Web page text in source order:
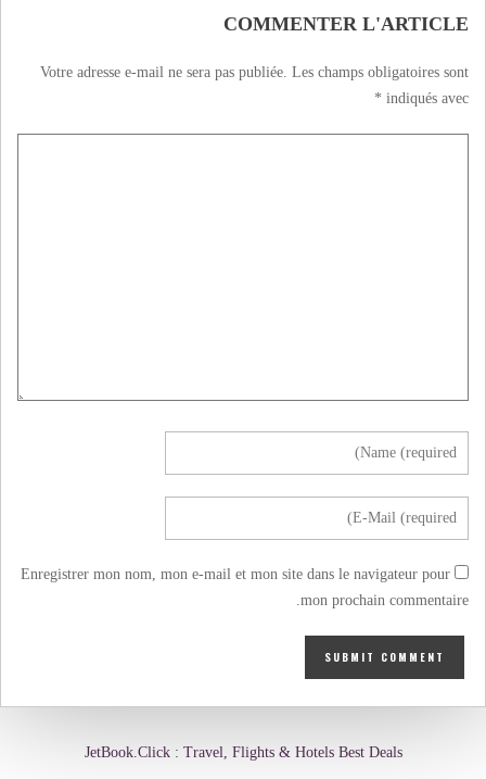
COMMENTER L'ARTICLE
Votre adresse e-mail ne sera pas publiée. Les champs obligatoires sont
indiqués avec
*
Enregistrer mon nom, mon e-mail et mon site dans le navigateur pour
mon prochain commentaire.
JetBook.Click : Travel, Flights & Hotels Best Deals